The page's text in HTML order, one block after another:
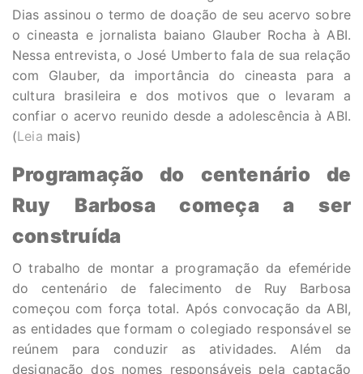
Dias assinou o termo de doação de seu acervo sobre
o cineasta e jornalista baiano Glauber Rocha à ABI.
Nessa entrevista, o José Umberto fala de sua relação
com Glauber, da importância do cineasta para a
cultura brasileira e dos motivos que o levaram a
confiar o acervo reunido desde a adolescência à ABI.
(Leia mais)
Programação do centenário de
Ruy Barbosa começa a ser
construída
O trabalho de montar a programação da efeméride
do centenário de falecimento de Ruy Barbosa
começou com força total. Após convocação da ABI,
as entidades que formam o colegiado responsável se
reúnem para conduzir as atividades. Além da
designação dos nomes responsáveis pela captação